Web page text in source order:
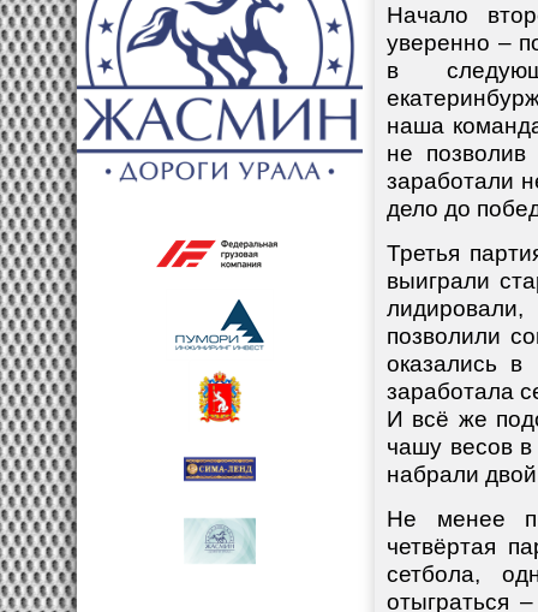
Начало
уверенно –
в
наша
не
заработали
дело до
Третья
выиграли
позволили
оказались
заработала
И всё же
чашу весов
набрали
Не менее
четвёртая
сетбола,
отыграться